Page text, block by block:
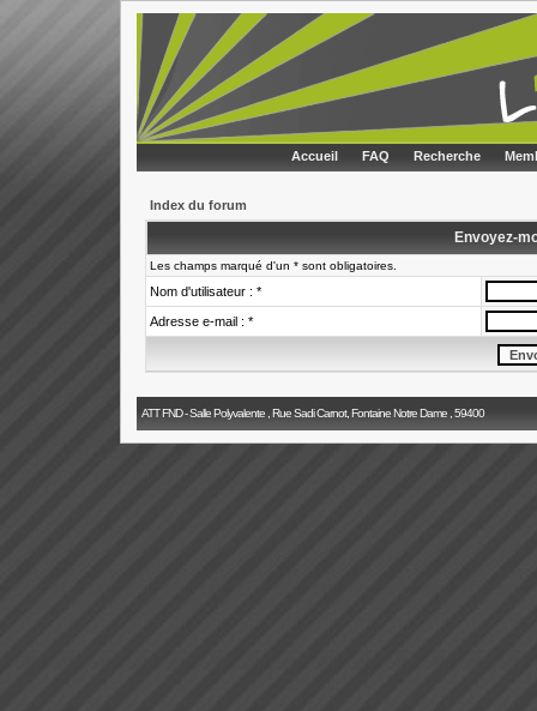
Accueil FAQ Recherche
Index du forum
Envoyez-
Les champs marqué d'un * sont obligatoires.
Nom d'utilisateur : *
Adresse e-mail : *
ATT FND - Salle Polyvalente , Rue Sadi Carnot, Fontaine Notre Dame , 59400